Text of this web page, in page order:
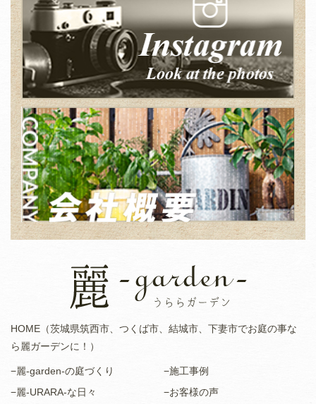
HOME（茨城県筑西市、つくば市、結城市、下妻市でお庭の事な
ら麗ガーデンに！）
−麗-garden-の庭づくり
−麗-URARA-な日々
−施工事例
−お客様の声